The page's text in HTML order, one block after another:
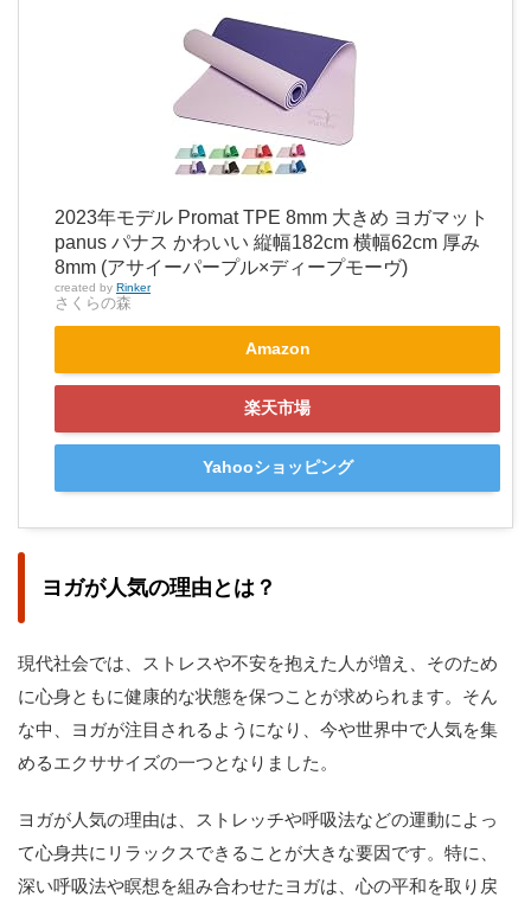
2023年モデル Promat TPE 8mm 大きめ ヨガマット
panus パナス かわいい 縦幅182cm 横幅62cm 厚み
8mm (アサイーパープル×ディープモーヴ)
created by Rinker
さくらの森
Amazon
楽天市場
Yahooショッピング
ヨガが人気の理由とは？
現代社会では、ストレスや不安を抱えた人が増え、そのため
に心身ともに健康的な状態を保つことが求められます。そん
な中、ヨガが注目されるようになり、今や世界中で人気を集
めるエクササイズの一つとなりました。
ヨガが人気の理由は、ストレッチや呼吸法などの運動によっ
て心身共にリラックスできることが大きな要因です。特に、
深い呼吸法や瞑想を組み合わせたヨガは、心の平和を取り戻